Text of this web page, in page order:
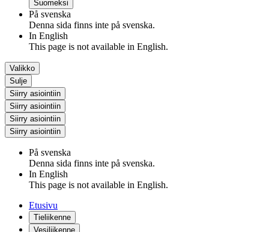
Suomeksi
På svenska
Denna sida finns inte på svenska.
In English
This page is not available in English.
Valikko
Sulje
Siirry asiointiin
Siirry asiointiin
Siirry asiointiin
Siirry asiointiin
På svenska
Denna sida finns inte på svenska.
In English
This page is not available in English.
Etusivu
Tieliikenne
Vesiliikenne